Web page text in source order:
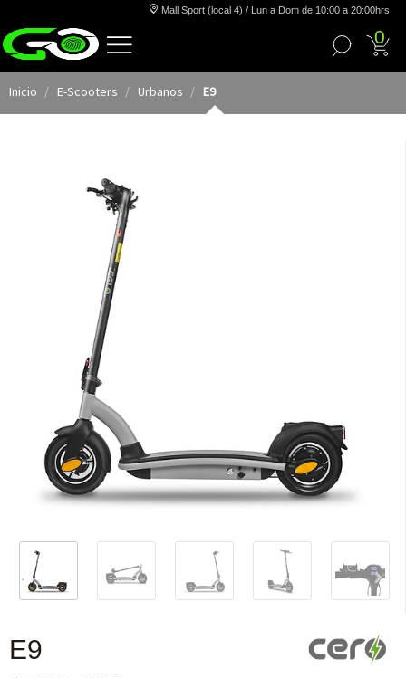
Mall Sport (local 4) / Lun a Dom de 10:00 a 20:00hrs
0
Inicio E-Scooters Urbanos E9
E9